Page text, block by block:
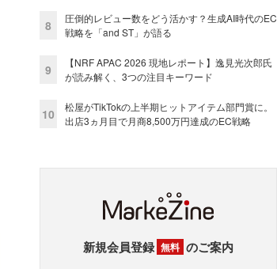
8
圧倒的レビュー数をどう活かす？生成AI時代のEC
戦略を「and ST」が語る
9
【NRF APAC 2026 現地レポート】逸見光次郎氏
が読み解く、3つの注目キーワード
10
松屋がTikTokの上半期ヒットアイテム部門賞に。
出店3ヵ月目で月商8,500万円達成のEC戦略
新規会員登録 無料 のご案内